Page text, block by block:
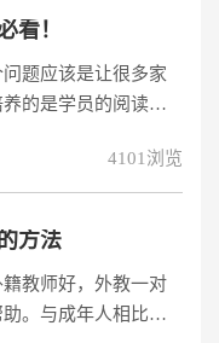
学校太远了，每次
解到了互联网的托
宜一些
看！
题应该是让很多家
的是学员的阅读和
学英语练习方法，
4101浏览
方法
教师好，外教一对
。与成年人相比，